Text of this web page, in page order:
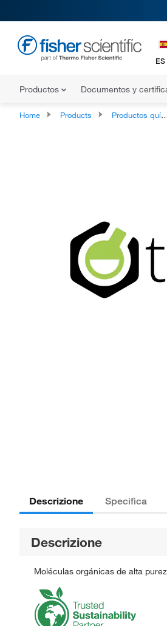
ES
Productos Documentos y
Home Products Productos químicos
Descrizione Specifica
Descrizione
Moléculas orgánicas de alta